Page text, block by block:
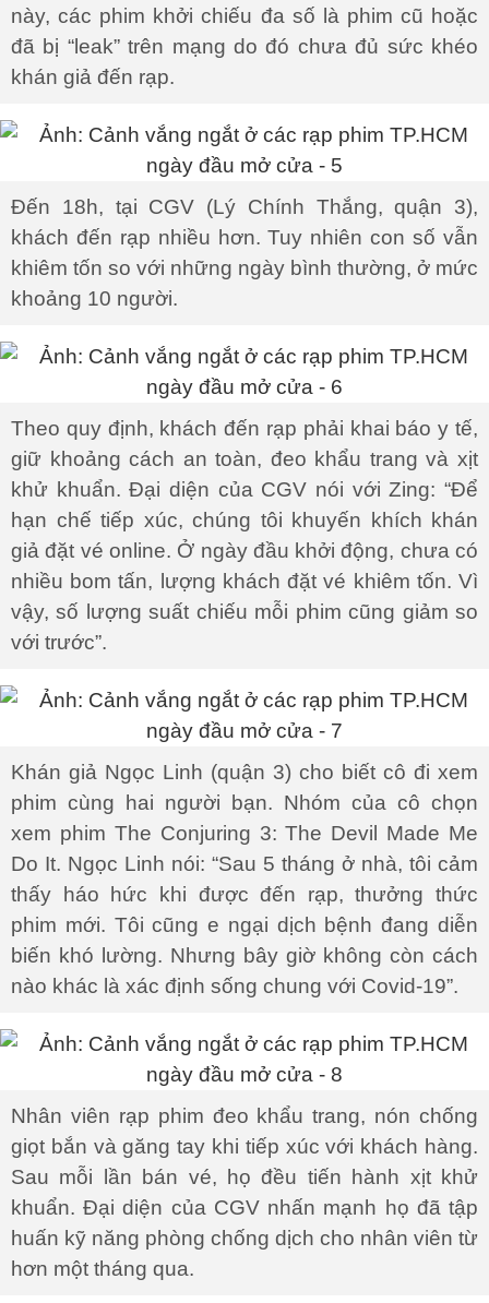
này, các phim khởi chiếu đa số là phim cũ hoặc
đã bị “leak” trên mạng do đó chưa đủ sức khéo
khán giả đến rạp.
Đến 18h, tại CGV (Lý Chính Thắng, quận 3),
khách đến rạp nhiều hơn. Tuy nhiên con số vẫn
khiêm tốn so với những ngày bình thường, ở mức
khoảng 10 người.
Theo quy định, khách đến rạp phải khai báo y tế,
giữ khoảng cách an toàn, đeo khẩu trang và xịt
khử khuẩn. Đại diện của CGV nói với Zing: “Để
hạn chế tiếp xúc, chúng tôi khuyến khích khán
giả đặt vé online. Ở ngày đầu khởi động, chưa có
nhiều bom tấn, lượng khách đặt vé khiêm tốn. Vì
vậy, số lượng suất chiếu mỗi phim cũng giảm so
với trước”.
Khán giả Ngọc Linh (quận 3) cho biết cô đi xem
phim cùng hai người bạn. Nhóm của cô chọn
xem phim The Conjuring 3: The Devil Made Me
Do It. Ngọc Linh nói: “Sau 5 tháng ở nhà, tôi cảm
thấy háo hức khi được đến rạp, thưởng thức
phim mới. Tôi cũng e ngại dịch bệnh đang diễn
biến khó lường. Nhưng bây giờ không còn cách
nào khác là xác định sống chung với Covid-19”.
Nhân viên rạp phim đeo khẩu trang, nón chống
giọt bắn và găng tay khi tiếp xúc với khách hàng.
Sau mỗi lần bán vé, họ đều tiến hành xịt khử
khuẩn. Đại diện của CGV nhấn mạnh họ đã tập
huấn kỹ năng phòng chống dịch cho nhân viên từ
hơn một tháng qua.